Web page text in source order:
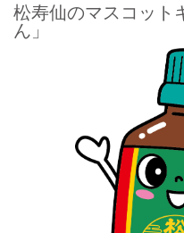
松寿仙のマスコット
ん」